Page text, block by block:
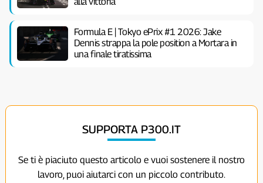
Formula E | Tokyo ePrix #1 2026: Jake
Dennis strappa la pole position a Mortara in
una finale tiratissima
SUPPORTA P300.IT
Se ti è piaciuto questo articolo e vuoi sostenere il nostro
lavoro, puoi aiutarci con un piccolo contributo.